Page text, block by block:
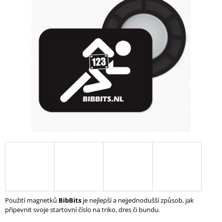
Použití magnetků BibBits je nejlepší a nejjednodušší způsob, jak
připevnit svoje startovní číslo na triko, dres či bundu.
HLEDAT
R
U
Č